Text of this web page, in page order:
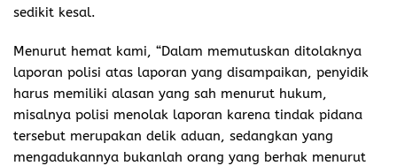
sedikit kesal.
Menurut hemat kami, “Dalam memutuskan ditolaknya
laporan polisi atas laporan yang disampaikan, penyidik
harus memiliki alasan yang sah menurut hukum,
misalnya polisi menolak laporan karena tindak pidana
tersebut merupakan delik aduan, sedangkan yang
mengadukannya bukanlah orang yang berhak menurut